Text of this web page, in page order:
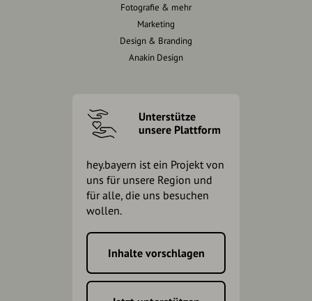
Fotografie & mehr
Marketing
Design & Branding
Anakin Design
Unterstütze
unsere Plattform
hey.bayern ist ein Projekt von
uns für unsere Region und
für alle, die uns besuchen
wollen.
Inhalte vorschlagen